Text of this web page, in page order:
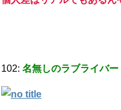
102: 名無しのラブライバー